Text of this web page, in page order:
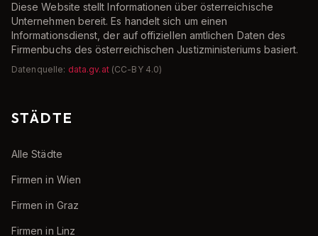
Diese Website stellt Informationen über österreichische
Unternehmen bereit. Es handelt sich um einen
Informationsdienst, der auf offiziellen amtlichen Daten des
Firmenbuchs des österreichischen Justizministeriums basiert.
Datenquelle: data.gv.at (CC-BY 4.0)
STÄDTE
Alle Städte
Firmen in Wien
Firmen in Graz
Firmen in Linz